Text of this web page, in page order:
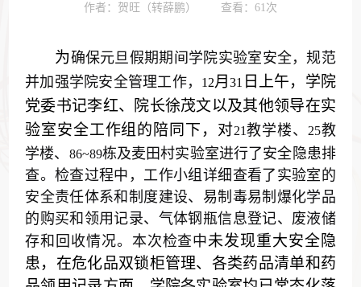
作者：贺旺（转薛鹏）
查看： 61 次
为确保元旦假期期间学院实验室安全，规范
并加强学院安全管理工作，
12月31 日上午，学院
党委书记李红、院长徐茂文以及其他领导在实
验室安全工作组的陪同下，对21教学楼、 25教
学楼、
86~89栋及麦田村实验室进行了安全隐患排
查。检查过程中，工作小组详细查看了实验室的
安全责任体系和制度建设、易制毒易制爆化学品
的购买和领用记录、气体钢瓶信息登记、废液储
存和回收情况。本次检查中未发现重大安全隐
患，在危化品双锁柜管理、各类药品清单和药